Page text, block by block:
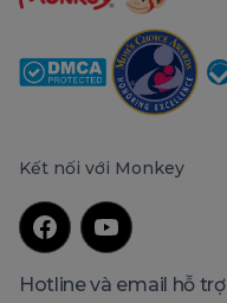
Kết nối với Monkey
Hotline và email hỗ trợ